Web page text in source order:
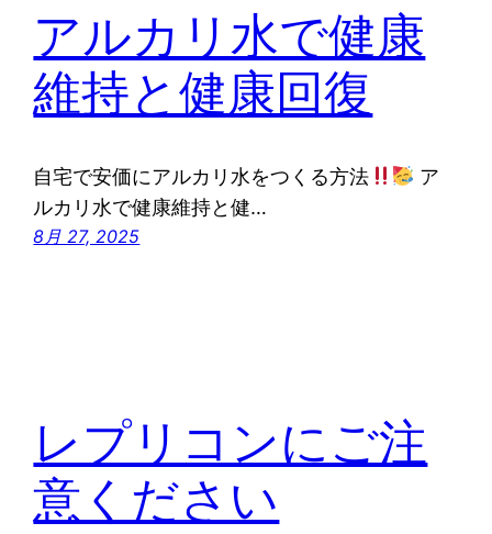
アルカリ水で健康
維持と健康回復
自宅で安価にアルカリ水をつくる方法
ア
ルカリ水で健康維持と健…
8月 27, 2025
レプリコンにご注
意ください